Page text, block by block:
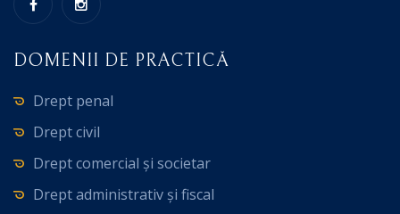
DOMENII DE PRACTICĂ
Drept penal
Drept civil
Drept comercial și societar
Drept administrativ și fiscal